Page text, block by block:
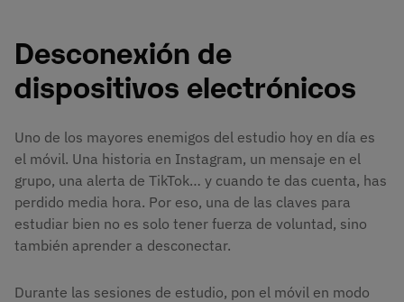
Desconexión de
dispositivos electrónicos
Uno de los mayores enemigos del estudio hoy en día es
el móvil. Una historia en Instagram, un mensaje en el
grupo, una alerta de TikTok… y cuando te das cuenta, has
perdido media hora. Por eso, una de las claves para
estudiar bien no es solo tener fuerza de voluntad, sino
también aprender a desconectar.
Durante las sesiones de estudio, pon el móvil en modo